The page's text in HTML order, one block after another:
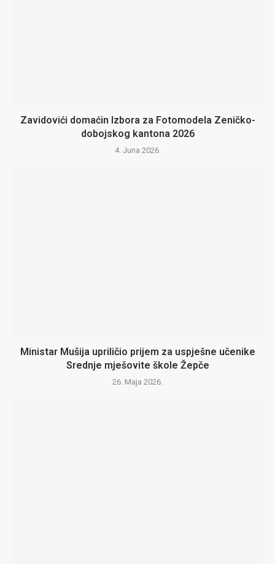
Zavidovići domaćin Izbora za Fotomodela Zeničko-
dobojskog kantona 2026
4. Juna 2026.
Ministar Mušija upriličio prijem za uspješne učenike
Srednje mješovite škole Žepče
26. Maja 2026.